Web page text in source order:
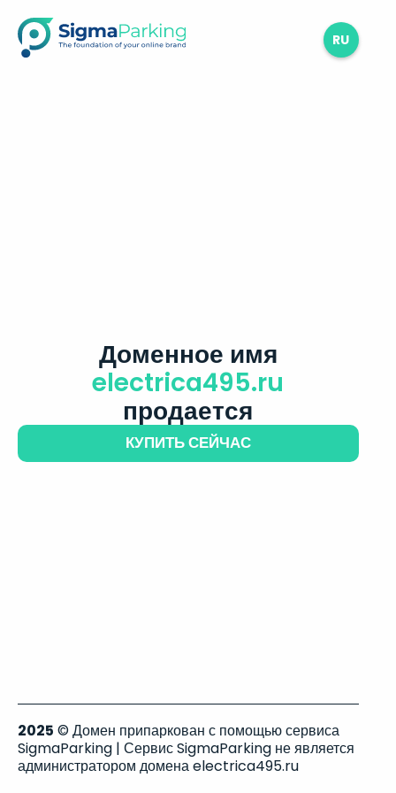
RU
Доменное имя
electrica495.ru
продается
КУПИТЬ СЕЙЧАС
2025 © Домен припаркован с помощью сервиса
SigmaParking | Сервис SigmaParking не является
администратором домена electrica495.ru